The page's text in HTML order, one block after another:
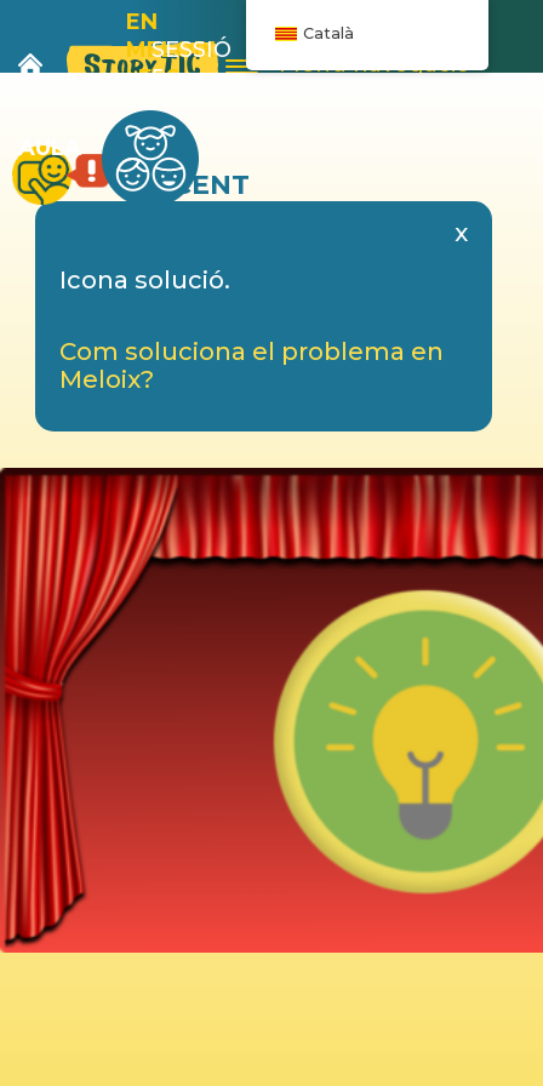
EN
MELOIX
I ELS
PLÀTANS
SESSIÓ
5
Menú navegació
AULA
DOCENT
x
Icona solució.
Com soluciona el problema en
Meloix?
Català